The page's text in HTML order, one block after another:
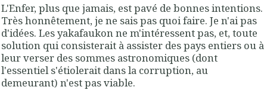
L'Enfer, plus que jamais, est pavé de bonnes intentions.
Très honnêtement, je ne sais pas quoi faire. Je n'ai pas
d'idées. Les yakafaukon ne m'intéressent pas, et, toute
solution qui consisterait à assister des pays entiers ou à
leur verser des sommes astronomiques (dont
l'essentiel s'étiolerait dans la corruption, au
demeurant) n'est pas viable.